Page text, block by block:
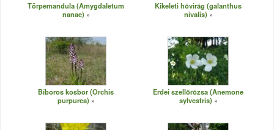
Törpemandula (Amygdaletum
nanae)
Kikeleti hóvirág (galanthus
nivalis)
Bíboros kosbor (Orchis
purpurea)
Erdei szellőrózsa (Anemone
sylvestris)